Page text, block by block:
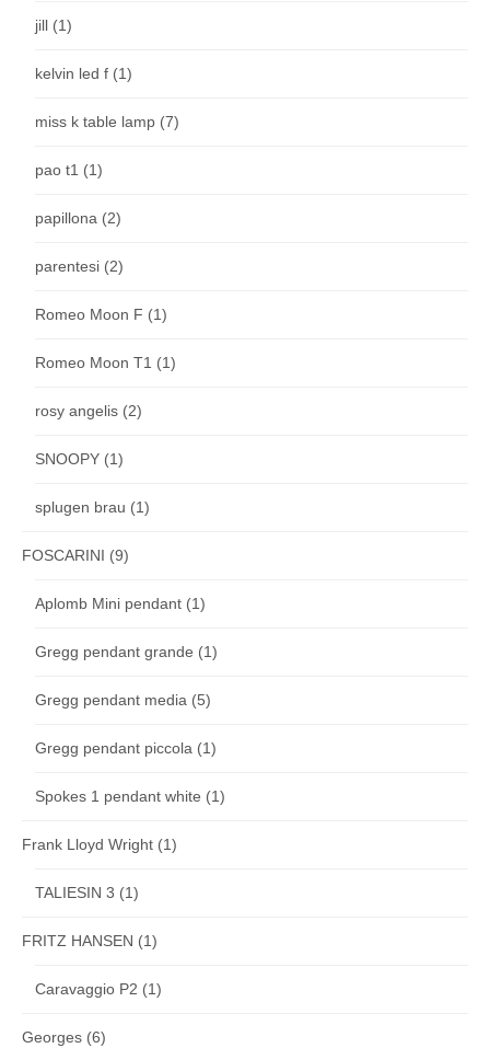
jill (1)
kelvin led f (1)
miss k table lamp (7)
pao t1 (1)
papillona (2)
parentesi (2)
Romeo Moon F (1)
Romeo Moon T1 (1)
rosy angelis (2)
SNOOPY (1)
splugen brau (1)
FOSCARINI (9)
Aplomb Mini pendant (1)
Gregg pendant grande (1)
Gregg pendant media (5)
Gregg pendant piccola (1)
Spokes 1 pendant white (1)
Frank Lloyd Wright (1)
TALIESIN 3 (1)
FRITZ HANSEN (1)
Caravaggio P2 (1)
Georges (6)